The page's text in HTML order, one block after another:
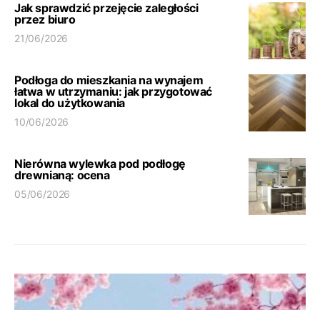
Jak sprawdzić przejęcie zaległości
przez biuro
21/06/2026
Podłoga do mieszkania na wynajem
łatwa w utrzymaniu: jak przygotować
lokal do użytkowania
10/06/2026
Nierówna wylewka pod podłogę
drewnianą: ocena
05/06/2026